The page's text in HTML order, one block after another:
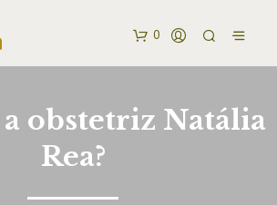
0
obstetriz Natália
Rea?